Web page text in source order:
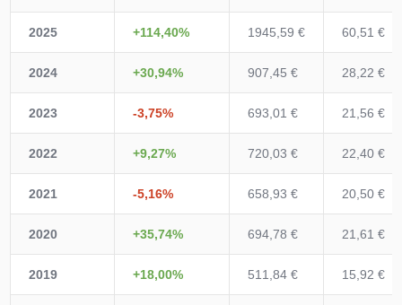
2025 +114,40% 1945,59 € 60,51 €
2024 +30,94% 907,45 € 28,22 €
2023 -3,75% 693,01 € 21,56 €
2022 +9,27% 720,03 € 22,40 €
2021 -5,16% 658,93 € 20,50 €
2020 +35,74% 694,78 € 21,61 €
2019 +18,00% 511,84 € 15,92 €